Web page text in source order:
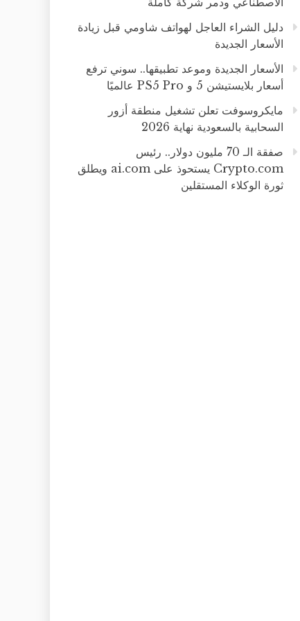
دليل الشراء العاجل لهواتف شاومي قبل زيادة
الأسعار الجديدة
الأسعار الجديدة وموعد تطبيقها.. سوني ترفع
أسعار بلايستيشن 5 و PS5 Pro عالميًا
مايكروسوفت تعلن تشغيل منطقة أزور
السحابية بالسعودية نهاية 2026
صفقة الـ 70 مليون دولار.. رئيس
Crypto.com يستحوذ على ai.com ويطلق
ثورة الوكلاء المستقلين